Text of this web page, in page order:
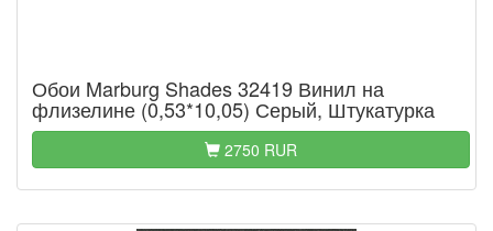
Обои Marburg Shades 32419 Винил на
флизелине (0,53*10,05) Серый, Штукатурка
2750 RUR